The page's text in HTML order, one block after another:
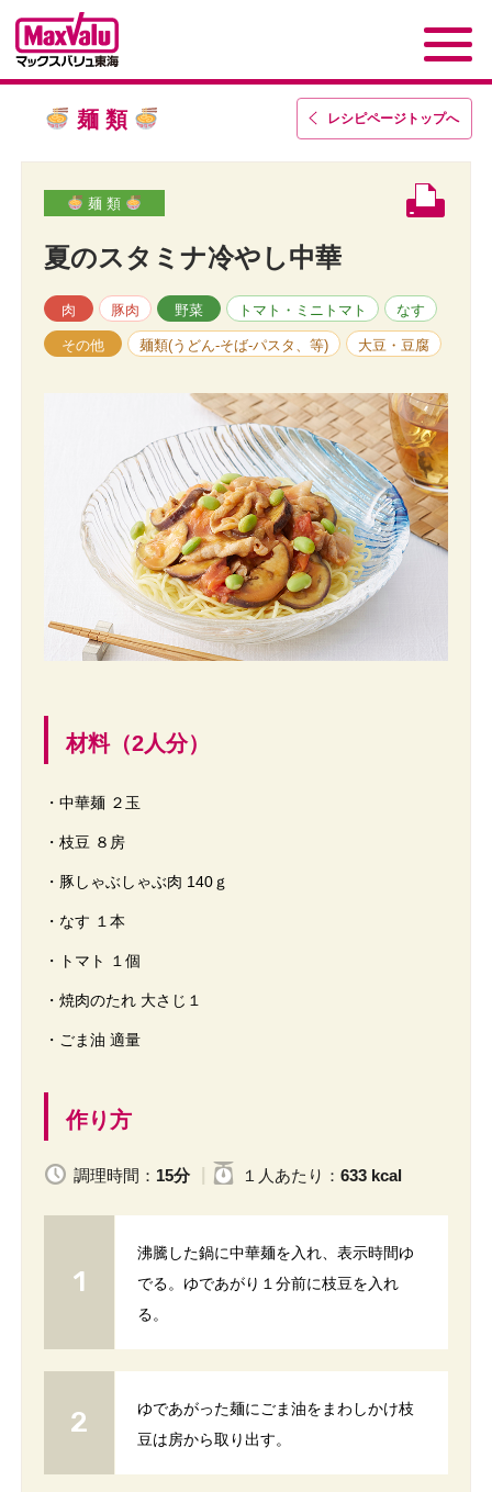
レシピページトップへ
麺 類
麺 類
夏のスタミナ冷やし中華
肉 豚肉 野菜 トマト・ミニトマト なす
その他 麺類(うどん-そば-パスタ、等) 大豆・豆腐
材料（2人分）
・中華麺 ２玉
・枝豆 ８房
・豚しゃぶしゃぶ肉 140ｇ
・なす １本
・トマト １個
・焼肉のたれ 大さじ１
・ごま油 適量
作り方
調理時間： 15分 １人 あたり ： 633 kcal
沸騰した鍋に中華麺を入れ、表示時間ゆ
でる。ゆであがり１分前に枝豆を入れ
る。
ゆであがった麺にごま油をまわしかけ枝
豆は房から取り出す。